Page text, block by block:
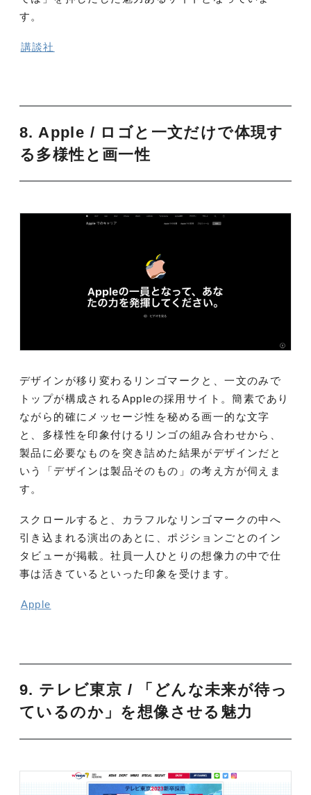
す。
講談社
8. Apple / ロゴと一文だけで体現す
る多様性と画一性
デザインが移り変わるリンゴマークと、一文のみで
トップが構成されるAppleの採用サイト。簡素であり
ながら的確にメッセージ性を秘める画一的な文字
と、多様性を印象付けるリンゴの組み合わせから、
製品に必要なものを突き詰めた結果がデザインだと
いう「デザインは製品そのもの」の考え方が伺えま
す。
スクロールすると、カラフルなリンゴマークの中へ
引き込まれる演出のあとに、ポジションごとのイン
タビューが掲載。社員一人ひとりの想像力の中で仕
事は活きているといった印象を受けます。
Apple
9. テレビ東京 / 「どんな未来が待っ
ているのか」を想像させる魅力